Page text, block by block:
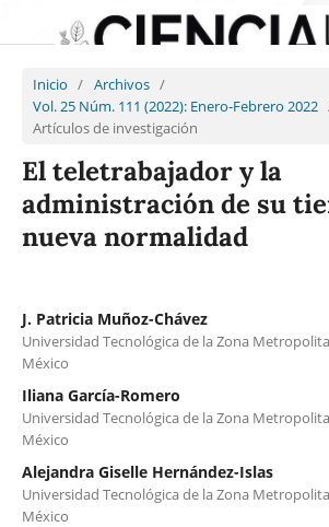
Inicio / Archivos /
Vol. 25 Núm. 111 (2022): Enero-Febrero 2022
Artículos de investigación
El teletrabajador y la
administración de su
nueva normalidad
J. Patricia Muñoz-Chávez
Universidad Tecnológica de la Zona
México
Iliana García-Romero
Universidad Tecnológica de la Zona
México
Alejandra Giselle Hernández-Islas
Universidad Tecnológica de la Zona
México